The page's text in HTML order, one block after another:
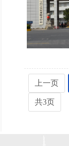
上一页
共3页